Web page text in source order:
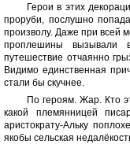
Герои в этих
проруби, послушно
произволу. Даже при всей
проплешины вызывали
путешествие отчаянно
Видимо единственная
стали бы скучнее.
По героям. Жар. Кто
какой племянницей
аристократу-Альку
якобы сельская